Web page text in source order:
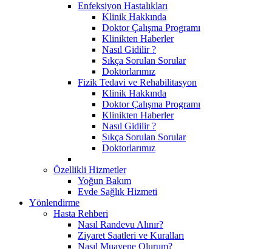
Enfeksiyon Hastalıkları
Klinik Hakkında
Doktor Çalışma Programı
Klinikten Haberler
Nasıl Gidilir ?
Sıkça Sorulan Sorular
Doktorlarımız
Fizik Tedavi ve Rehabilitasyon
Klinik Hakkında
Doktor Çalışma Programı
Klinikten Haberler
Nasıl Gidilir ?
Sıkça Sorulan Sorular
Doktorlarımız
Özellikli Hizmetler
Yoğun Bakım
Evde Sağlık Hizmeti
Yönlendirme
Hasta Rehberi
Nasıl Randevu Alınır?
Ziyaret Saatleri ve Kuralları
Nasıl Muayene Olurum?